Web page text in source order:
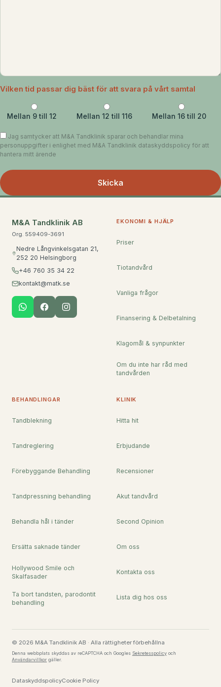
Vilken tid passar dig bäst för att svara på vårt samtal
Mellan 9 till 12 Mellan 12 till 116 Mellan 16 till 20
Jag samtycker att M&A Tandklinik sparar och behandlar mina
personuppgifter i enlighet med M&A Tandklinik dataskyddspolicy för att
hantera mitt ärende
M&A Tandklinik AB
Org. 559409-3691
Nedre Långvinkelsgatan 21,
252 20 Helsingborg
+46 760 35 34 22
kontakt@matk.se
BEHANDLINGAR
Tandblekning
Tandreglering
Förebyggande Behandling
Tandpressning behandling
Behandla hål i tänder
Ersätta saknade tänder
Hollywood Smile och
Skalfasader
Ta bort tandsten, parodontit
behandling
KLINIK
Hitta hit
Erbjudande
Recensioner
Akut tandvård
Second Opinion
Om oss
Kontakta oss
Lista dig hos oss
EKONOMI & HJÄLP
Priser
Tiotandvård
Vanliga frågor
Finansering & Delbetalning
Klagomål & synpunkter
Om du inte har råd med
tandvården
© 2026 M&A Tandklinik AB · Alla rättigheter förbehållna
Denna webbplats skyddas av reCAPTCHA och Googles Sekretesspolicy och
Användarvillkor gäller.
DataskyddspolicyCookie Policy